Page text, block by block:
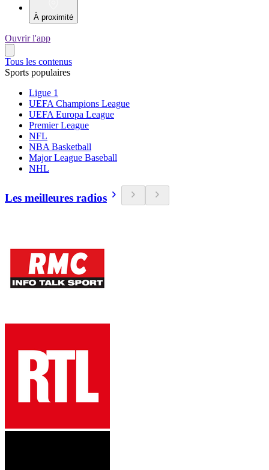
À proximité
Ouvrir l'app
Tous les contenus
Sports populaires
Ligue 1
UEFA Champions League
UEFA Europa League
Premier League
NFL
NBA Basketball
Major League Baseball
NHL
Les meilleures radios